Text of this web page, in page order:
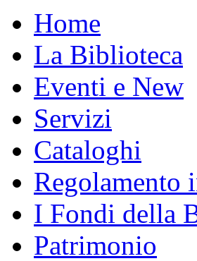
Home
La Biblioteca
Eventi e New
Servizi
Cataloghi
Regolamento
I Fondi della
Patrimonio